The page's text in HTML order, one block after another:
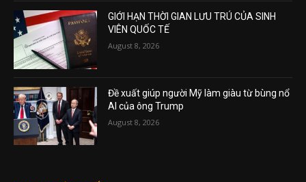
GIỚI HẠN THỜI GIAN LƯU TRÚ CỦA SINH
VIÊN QUỐC TẾ
August 8, 2026
Đề xuất giúp người Mỹ làm giàu từ bùng nổ
AI của ông Trump
August 8, 2026